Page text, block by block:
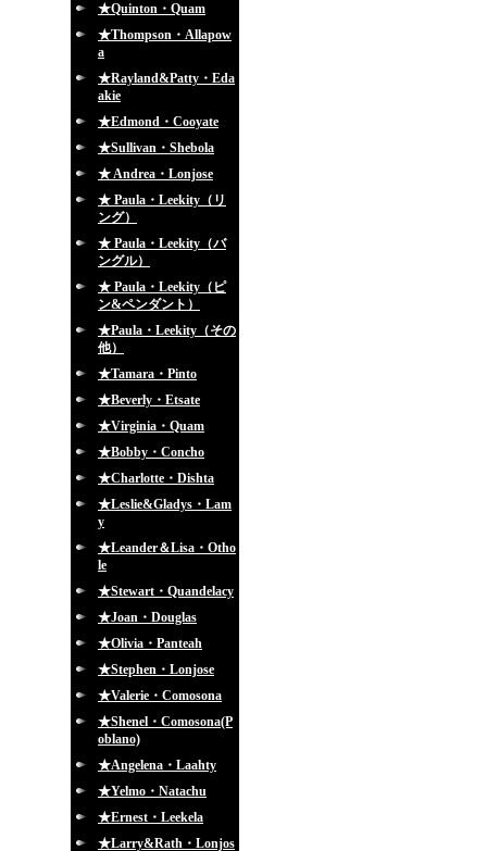
★Quinton・Quam
★Thompson・Allapow
a
★Rayland&Patty・Eda
akie
★Edmond・Cooyate
★Sullivan・Shebola
★ Andrea・Lonjose
★ Paula・Leekity（リ
ング）
★ Paula・Leekity（バ
ングル）
★ Paula・Leekity（ピ
ン&ペンダント）
★Paula・Leekity（その
他）
★Tamara・Pinto
★Beverly・Etsate
★Virginia・Quam
★Bobby・Concho
★Charlotte・Dishta
★Leslie&Gladys・Lam
y
★Leander＆Lisa・Otho
le
★Stewart・Quandelacy
★Joan・Douglas
★Olivia・Panteah
★Stephen・Lonjose
★Valerie・Comosona
★Shenel・Comosona(P
oblano)
★Angelena・Laahty
★Yelmo・Natachu
★Ernest・Leekela
★Larry&Rath・Lonjos